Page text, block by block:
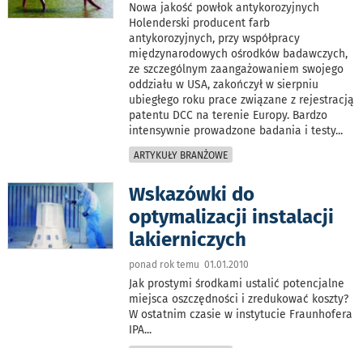
Nowa jakość powłok antykorozyjnych
Holenderski producent farb
antykorozyjnych, przy współpracy
międzynarodowych ośrodków badawczych,
ze szczególnym zaangażowaniem swojego
oddziału w USA, zakończył w sierpniu
ubiegłego roku prace związane z rejestracją
patentu DCC na terenie Europy. Bardzo
intensywnie prowadzone badania i testy...
ARTYKUŁY BRANŻOWE
Wskazówki do
optymalizacji instalacji
lakierniczych
ponad rok temu 01.01.2010
Jak prostymi środkami ustalić potencjalne
miejsca oszczędności i zredukować koszty?
W ostatnim czasie w instytucie Fraunhofera
IPA...